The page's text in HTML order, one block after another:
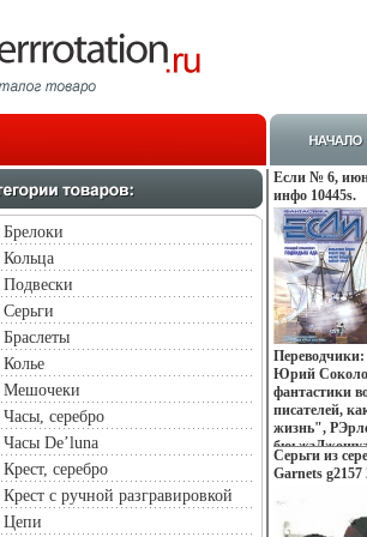
Брелоки
Кольца
Подвески
Серьги
Браслеты
Колье
Мешочеки
Часы, серебро
Часы De’luna
Крест, серебро
Крест с ручной разгравировкой
Цепи
Если № 6,
инфо 10445s.
Юрий
фантастики
писателей,
жизнь",
ГПрашкевич
Авторы
Мартович
1941 года в
Серьги из
Garnets g2157